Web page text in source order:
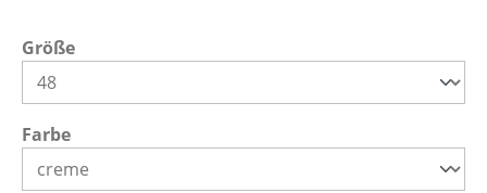
Größeauswählen
Farbeauswählen